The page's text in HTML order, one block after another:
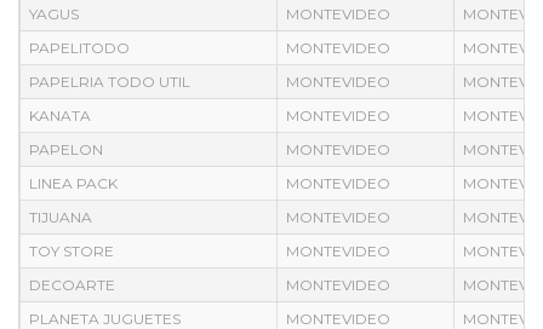
YAGUS
MONTEVIDEO
PAPELITODO
MONTEVIDEO
PAPELRIA TODO UTIL
MONTEVIDEO
KANATA
MONTEVIDEO
PAPELON
MONTEVIDEO
LINEA PACK
MONTEVIDEO
TIJUANA
MONTEVIDEO
TOY STORE
MONTEVIDEO
DECOARTE
MONTEVIDEO
PLANETA JUGUETES
MONTEVIDEO